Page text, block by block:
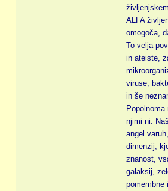
ALFA
omogoča,
To velja
in ateiste,
viruse,
in še
Popolnoma
njimi ni.
angel
dimenzij,
znanost,
galaksij,
pomembne